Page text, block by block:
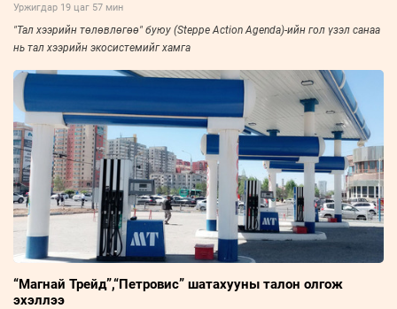
Уржигдар 19 цаг 57 мин
"Тал хээрийн төлөвлөгөө" буюу (Steppe Action Agenda)-ийн гол үзэл санаа
нь тал хээрийн экосистемийг хамга
“Магнай Трейд”,“Петровис” шатахууны талон олгож
эхэллээ